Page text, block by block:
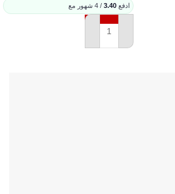
ادفع 3.40 / 4 شهور مع
إضافة إلى السلة